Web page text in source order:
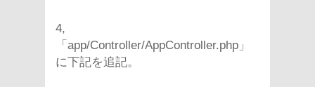
4,
「app/Controller/AppController.php」
に下記を追記。